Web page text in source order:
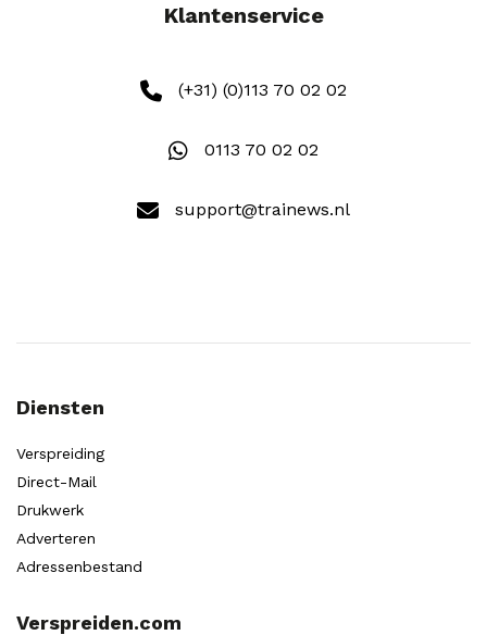
Klantenservice
(+31) (0)113 70 02 02
0113 70 02 02
support@trainews.nl
Diensten
Verspreiding
Direct-Mail
Drukwerk
Adverteren
Adressenbestand
Verspreiden.com